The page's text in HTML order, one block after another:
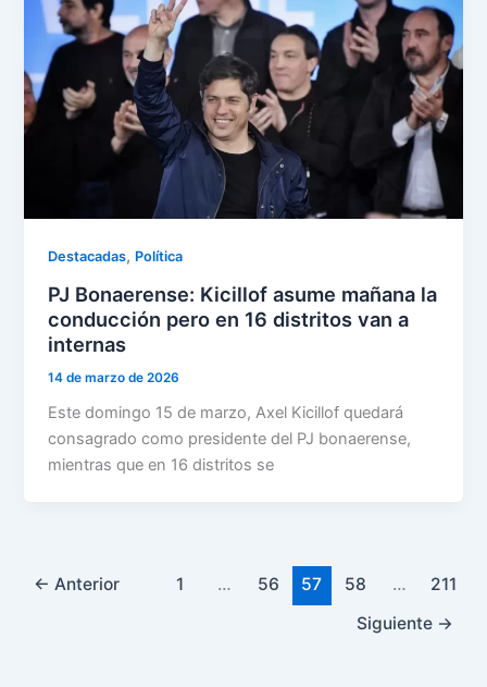
Destacadas, Política
PJ Bonaerense: Kicillof asume mañana la
conducción pero en 16 distritos van a
internas
14 de marzo de 2026
Este domingo 15 de marzo, Axel Kicillof quedará
consagrado como presidente del PJ bonaerense,
mientras que en 16 distritos se
← Anterior 1 … 56 57 58 …
211
Siguiente →